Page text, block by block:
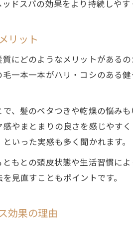
施術頻度と安全性
リピート利用時
長期的な効果を実感で
リピート利用が生
ドスパの効果をより持続しやす
リット
にどのようなメリットがある
一本一本がハリ・コシのある
、髪のベタつきや乾燥の悩み
やまとまりの良さを感じやす
いった実感も多く聞かれます。
もとの頭皮状態や生活習慣に
見直すこともポイントです。
効果の理由